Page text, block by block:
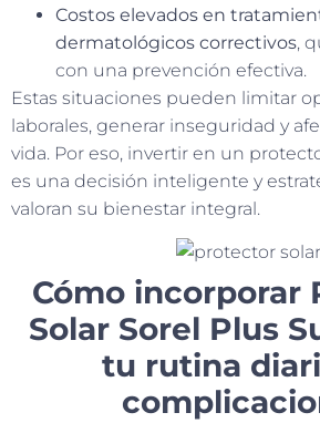
Costos elevados en
dermatológicos correctivos,
con una prevención efectiva.
Estas situaciones pueden limitar
laborales, generar inseguridad y
vida. Por eso, invertir en un
es una decisión inteligente y
valoran su bienestar integral.
Cómo incorporar
Solar Sorel Plus
tu rutina